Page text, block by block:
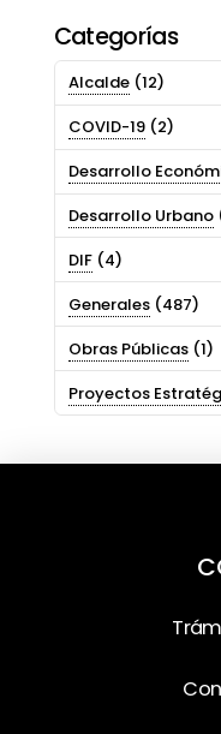
Categorías
Alcalde(12)
COVID-19(2)
Desarrollo
Desarrollo Urbano
DIF(4)
Generales(487)
Obras Públicas(1)
Proyectos